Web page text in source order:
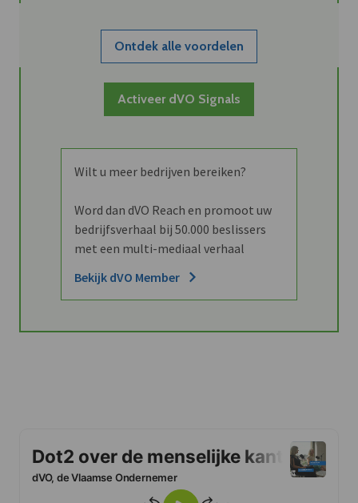
Ontdek alle voordelen
Activeer dVO Signals
Wilt u meer bedrijven bereiken?
Word dan dVO Reach en promoot uw
bedrijfsverhaal bij 50.000 beslissers
met een multi-mediaal verhaal
Bekijk dVO Member